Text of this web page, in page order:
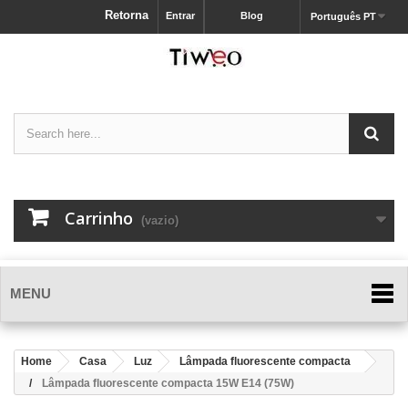
Português PT
Blog
Entrar
Retorna
Carrinho (vazio)
MENU
Home Casa Luz
Lâmpada fluorescente compacta
Lâmpada fluorescente compacta 15W E14 (75W)